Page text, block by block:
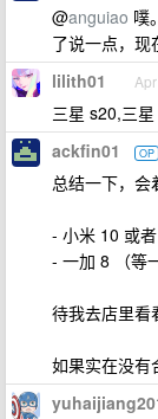
@anguiao 噗
了说一点，现
lilith01
三星 s20,三
ackfin01 OP
总结一下，会
- 小米 10 或
- 一加 8 （等
待我去店里看
如果实在没有